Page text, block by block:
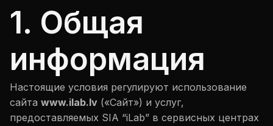
1. Общая
информация
Настоящие условия регулируют использование
сайта www.ilab.lv («Сайт») и услуг,
предоставляемых SIA “iLab” в сервисных центрах